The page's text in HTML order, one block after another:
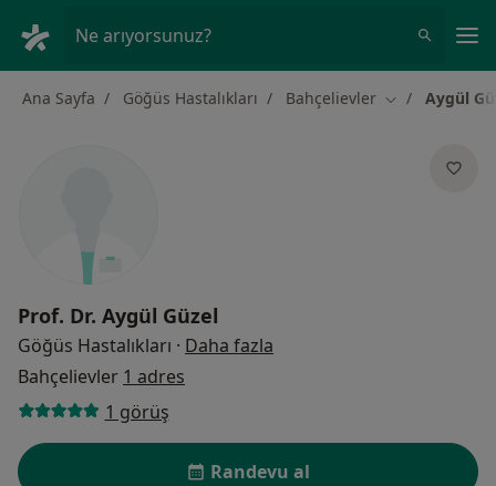
Ne arıyorsunuz?
Ana Sayfa Göğüs Hastalıkları Bahçelievler Şehir değiştir
Aygül
Prof. Dr. Aygül Güzel
Göğüs Hastalıkları · Daha fazla
Bahçelievler 1 adres
1 görüş
Randevu al